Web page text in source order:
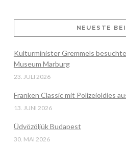
VIEW
NEUESTE
Kulturminister Gremmels
Museum Marburg
23. JULI 2026
Franken Classic mit Polizeioldies
13. JUNI 2026
Üdvözöljük Budapest
30. MAI 2026